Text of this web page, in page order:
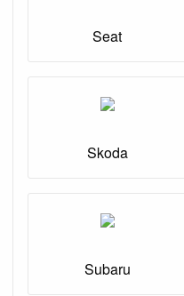
Seat
Skoda
Subaru